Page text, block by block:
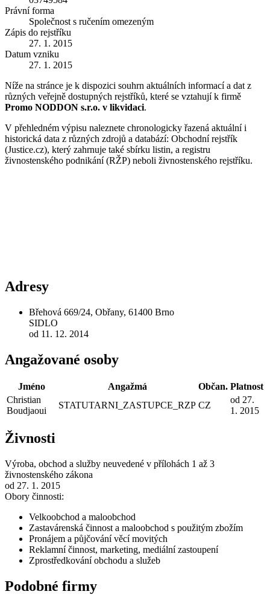
Právní forma
Společnost s ručením omezeným
Zápis do rejstříku
27. 1. 2015
Datum vzniku
27. 1. 2015
Níže na stránce je k dispozici souhrn aktuálních informací a dat z
různých veřejně dostupných rejstříků, které se vztahují k firmě
Promo NODDON s.r.o. v likvidaci.
V přehledném výpisu naleznete chronologicky řazená aktuální i
historická data z různých zdrojů a databází: Obchodní rejstřík
(Justice.cz), který zahrnuje také sbírku listin, a registru
živnostenského podnikání (RŽP) neboli živnostenského rejstříku.
Adresy
Břehová 669/24, Obřany, 61400 Brno
SIDLO
od 11. 12. 2014
Angažované osoby
Jméno Angažmá Občan. Platnost
Christian
Boudjaoui
STATUTARNI_ZASTUPCE_RZP CZ
od 27.
1. 2015
Živnosti
Výroba, obchod a služby neuvedené v přílohách 1 až 3
živnostenského zákona
od 27. 1. 2015
Obory činnosti:
Velkoobchod a maloobchod
Zastavárenská činnost a maloobchod s použitým zbožím
Pronájem a půjčování věcí movitých
Reklamní činnost, marketing, mediální zastoupení
Zprostředkování obchodu a služeb
Podobné firmy